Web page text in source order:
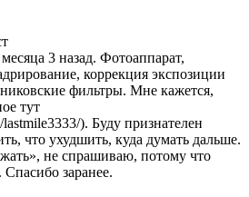
3 назад. Фотоаппарат,
коррекция экспозиции
фильтры. Мне кажется,
тут
). Буду признателен
что ухудшить, куда думать дальше.
не спрашиваю, потому что
заранее.